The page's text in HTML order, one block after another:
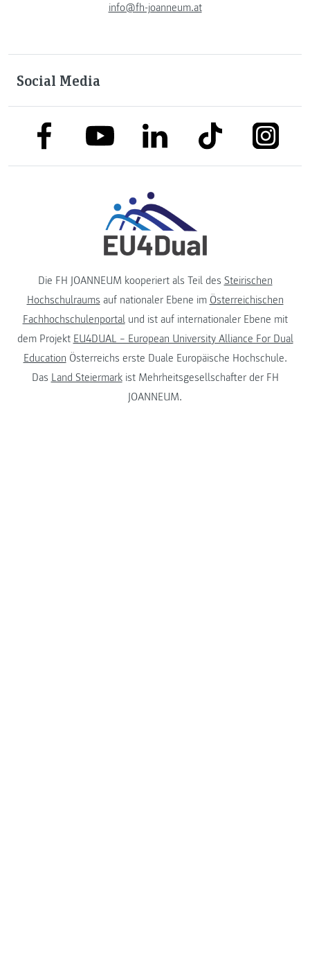
info@fh-joanneum.at
Social Media
link to facebooklink to youtubelink to linkedinlink to tiktok
Die FH JOANNEUM kooperiert als Teil des Steirischen
Hochschulraums auf nationaler Ebene im Österreichischen
Fachhochschulenportalund ist auf internationaler Ebene mit
dem Projekt EU4DUAL – European University Alliance For Dual
Education Österreichs erste Duale Europäische Hochschule.
Das Land Steiermarkist Mehrheitsgesellschafter der FH
JOANNEUM.